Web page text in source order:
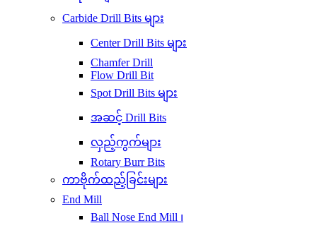
Carbide Drill Bits များ
Center Drill Bits များ
Chamfer Drill
Flow Drill Bit
Spot Drill Bits များ
အဆင့် Drill Bits
လှည့်ကွက်များ
Rotary Burr Bits
ကာဗိုက်ထည့်ခြင်းများ
End Mill
Ball Nose End Mill ၊